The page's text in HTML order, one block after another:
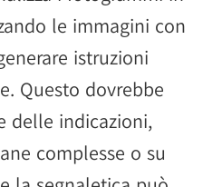
le immagini con
istruzioni
Questo dovrebbe
delle indicazioni,
complesse o su